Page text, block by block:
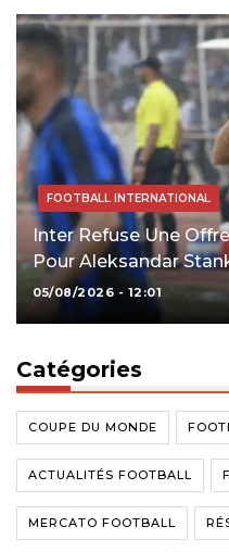
FOOTBALL INTERNATIONAL
Inter Refuse Une
Pour Aleksandar
05/08/2026 - 12:01
Catégories
COUPE DU MONDE
ACTUALITÉS FOOTBALL
MERCATO FOOTBALL